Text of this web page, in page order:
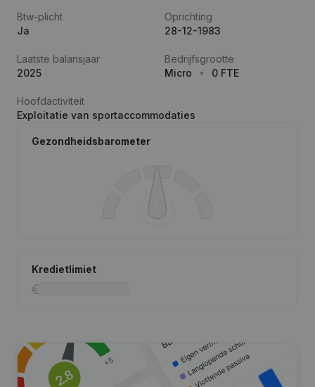
Btw-plicht
Ja
Oprichting
28-12-1983
Laatste balansjaar
2025
Bedrijfsgrootte
Micro
0 FTE
Hoofdactiviteit
Exploitatie van sportaccommodaties
Gezondheidsbarometer
Kredietlimiet